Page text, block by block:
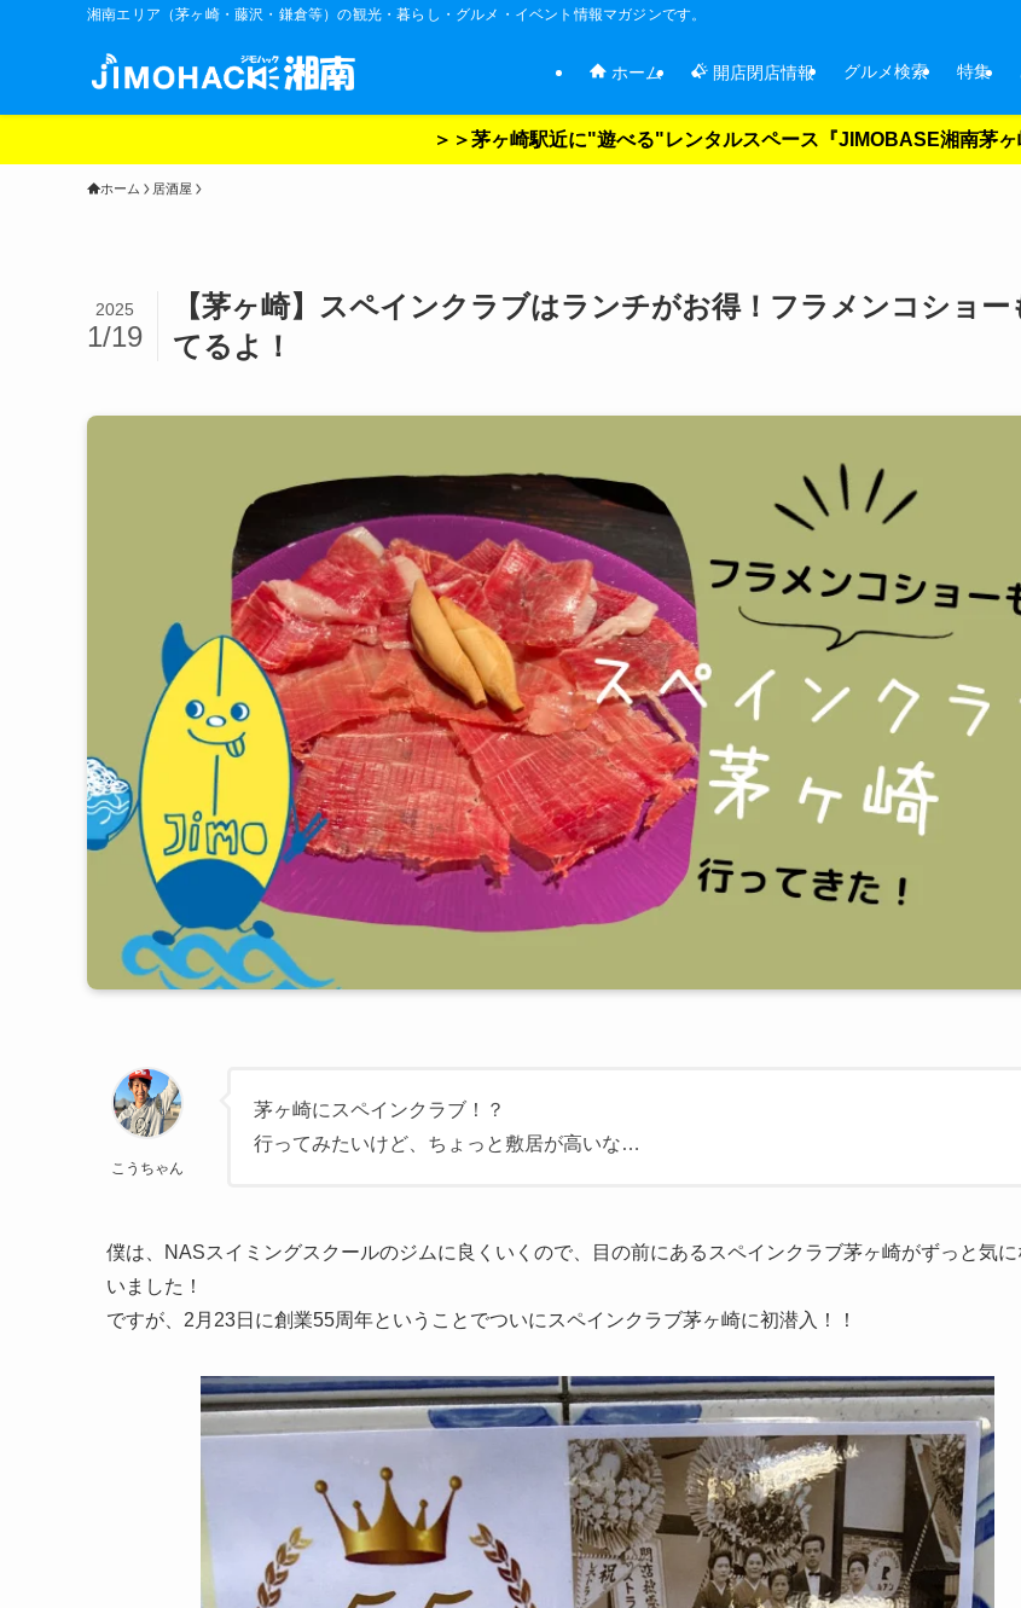
湘南エリア（茅ヶ崎・藤沢・鎌倉等）の観光・暮らし・グルメ・イベント情報マガジンです。
ホーム 開店閉店情報 グルメ検索 特集
＞＞茅ヶ崎駅近に"遊べる"レンタルスペース『JIMOBASE湘南茅ヶ
ホーム 居酒屋
【茅ヶ崎】スペインクラブはランチがお得！フラメンコショー
てるよ！
2025
1/19
こうちゃん
茅ヶ崎にスペインクラブ！？
行ってみたいけど、ちょっと敷居が高いな…
僕は、NASスイミングスクールのジムに良くいくので、目の前にあるスペインクラブ茅ヶ崎がずっと気に
いました！
ですが、2月23日に創業55周年ということでついにスペインクラブ茅ヶ崎に初潜入！！